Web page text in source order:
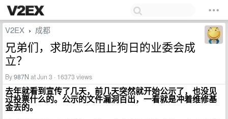
V2EX › 成都
兄弟们，求助怎么阻止狗日的业委会成
立？
By987N at Jun 3 · 16373 views
去年就看到宣传了几天，前几天突然就开始公示了，也没见
过投票什么的。公示的文件漏洞百出，一看就是冲着维修基
金去的。